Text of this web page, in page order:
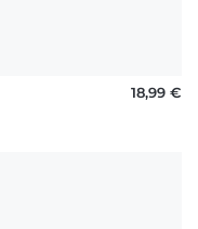
18,99 €